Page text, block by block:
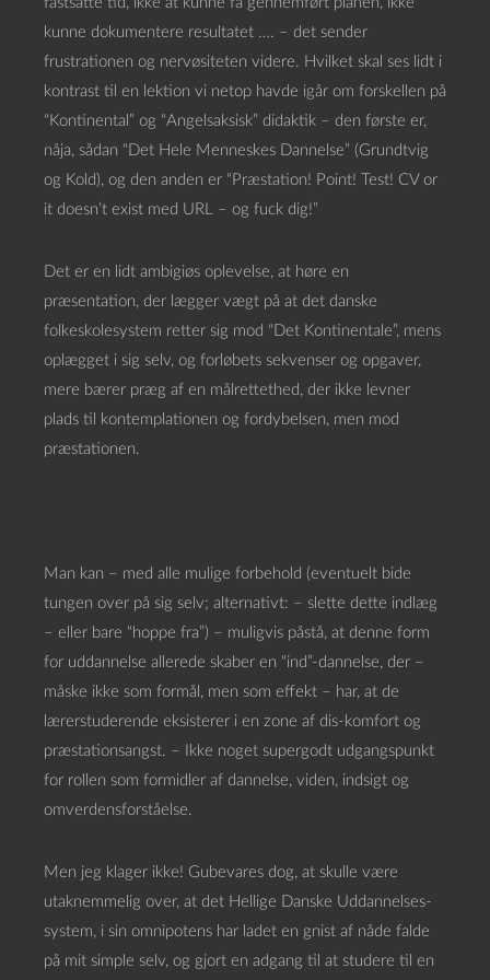
kunne dokumentere resultatet …. – det sender
frustrationen og nervøsiteten videre. Hvilket skal ses lidt i
kontrast til en lektion vi netop havde igår om forskellen på
“Kontinental” og “Angelsaksisk” didaktik – den første er,
nåja, sådan “Det Hele Menneskes Dannelse” (Grundtvig
og Kold), og den anden er “Præstation! Point! Test! CV or
it doesn’t exist med URL – og fuck dig!”
Det er en lidt ambigiøs oplevelse, at høre en
præsentation, der lægger vægt på at det danske
folkeskolesystem retter sig mod “Det Kontinentale”, mens
oplægget i sig selv, og forløbets sekvenser og opgaver,
mere bærer præg af en målrettethed, der ikke levner
plads til kontemplationen og fordybelsen, men mod
præstationen.
Man kan – med alle mulige forbehold (eventuelt bide
tungen over på sig selv; alternativt: – slette dette indlæg
– eller bare “hoppe fra”) – muligvis påstå, at denne form
for uddannelse allerede skaber en “ind”-dannelse, der –
måske ikke som formål, men som effekt – har, at de
lærerstuderende eksisterer i en zone af dis-komfort og
præstationsangst. – Ikke noget supergodt udgangspunkt
for rollen som formidler af dannelse, viden, indsigt og
omverdensforståelse.
Men jeg klager ikke! Gubevares dog, at skulle være
utaknemmelig over, at det Hellige Danske Uddannelses-
system, i sin omnipotens har ladet en gnist af nåde falde
på mit simple selv, og gjort en adgang til at studere til en